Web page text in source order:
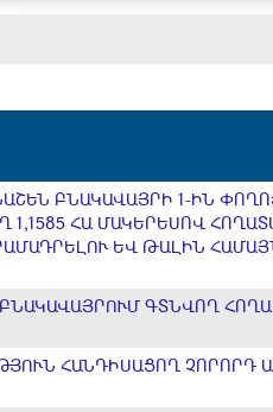
ԲՆԱԿԱՎԱՅՐԻ 1-ԻՆ
1,1585 ՀԱ ՄԱԿԵՐԵՍՈՎ
ԵՎ ԹԱԼԻՆ
ԳՏՆՎՈՂ
ՀԱՆԴԻՍԱՑՈՂ ՉՈՐՈՐԴ